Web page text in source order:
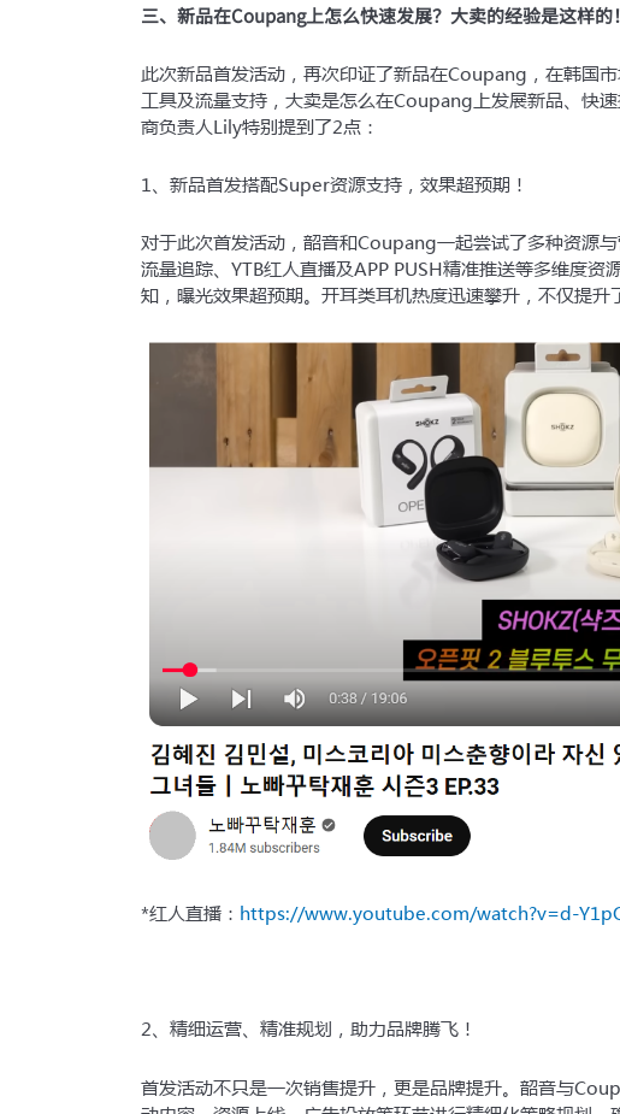
三、新品在Coupang上怎么快速发展？大卖的经验是这样的！
此次新品首发活动，再次印证了新品在Coupang，在韩国
工具及流量支持，大卖是怎么在Coupang上发展新品、快
商负责人Lily特别提到了2点：
1、新品首发搭配Super资源支持，效果超预期！
对于此次首发活动，韶音和Coupang一起尝试了多种资源
流量追踪、YTB红人直播及APP PUSH精准推送等多维度
知，曝光效果超预期。开耳类耳机热度迅速攀升，不仅提升
*红人直播： https://www.youtube.com/watch?v=d-
2、精细运营、精准规划，助力品牌腾飞！
首发活动不只是一次销售提升，更是品牌提升。韶音与